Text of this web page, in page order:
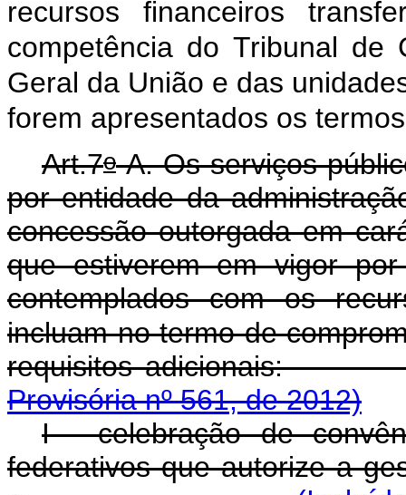
recursos financeiros
competência do Tribunal de
Geral da União e das
forem apresentados os
Art.7o-A.Os serviços
por entidade da
concessão outorgada em
que estiverem em vigor
contemplados com os
incluam no termo de
requisitos
Provisória nº 561, de 2012)
I - celebração de
federativos que autorize a